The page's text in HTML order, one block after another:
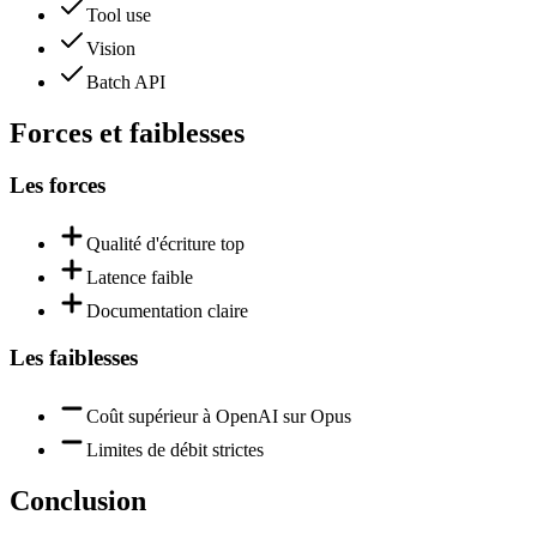
Tool use
Vision
Batch API
Forces et faiblesses
Les forces
Qualité d'écriture top
Latence faible
Documentation claire
Les faiblesses
Coût supérieur à OpenAI sur Opus
Limites de débit strictes
Conclusion